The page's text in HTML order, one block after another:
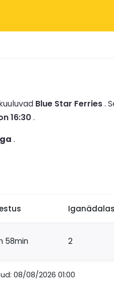
Blue Star Ferries.
16:30 .
.
58min 2
08/08/2026 01:00